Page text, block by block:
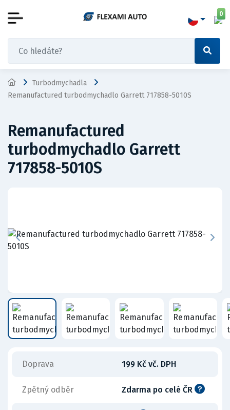
0
Turbodmychadla
Remanufactured turbodmychadlo Garrett 717858-5010S
Remanufactured
turbodmychadlo Garrett
717858-5010S
Doprava 199 Kč vč. DPH
Zpětný odběr Zdarma po celé ČR